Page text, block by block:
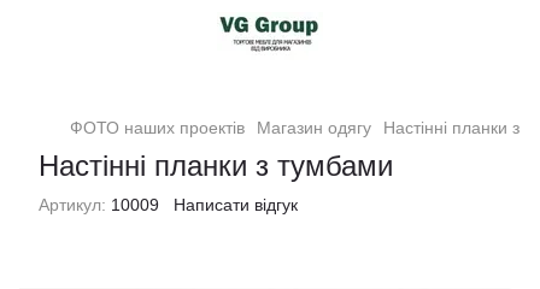
ФОТО наших проектів Магазин одягу Настінні планки з
Настінні планки з тумбами
Артикул: 10009 Написати відгук